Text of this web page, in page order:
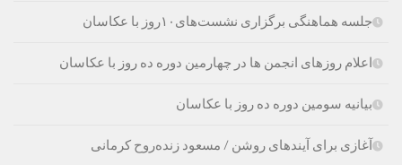
جلسه هماهنگی برگزاری نشست‌های۱۰روز با عکاسان
اعلام روزهای انجمن ها در چهارمین دوره ده روز با عکاسان
بیانیه سومین دوره ده روز با عکاسان
آغازی برای آینده‫ای روشن‬‬ / مسعود زنده‌‫روح کرمانی‬‬